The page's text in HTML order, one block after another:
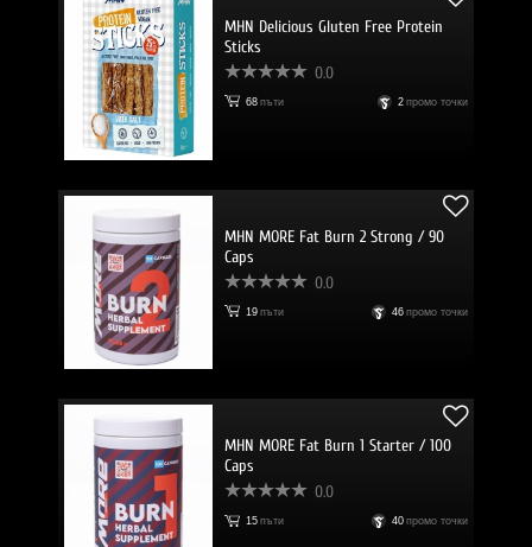
MHN Delicious Gluten Free Protein
Sticks
0.0
68 пъти 2 промо точки
MHN MORE Fat Burn 2 Strong / 90
Caps
0.0
19 пъти 46 промо точки
MHN MORE Fat Burn 1 Starter / 100
Caps
0.0
15 пъти 40 промо точки